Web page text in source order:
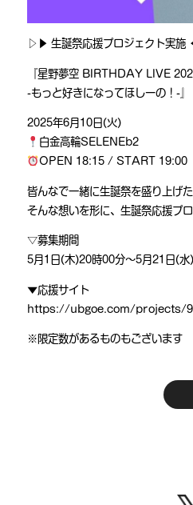
▷▶︎ 生誕祭応援プロジェクト実
『星野夢空 BIRTHDAY LIVE
-もっと好きになってほしーの！-』
2025年6月10日(火)
白金高輪SELENEb2
OPEN 18:15 / START 19:00
皆んなで一緒に生誕祭を盛り上げ
そんな想いを形に、生誕祭応援プ
▽募集期間
5月1日(木)20時00分〜5月21日(水
▼応援サイト
https://ubgoe.com/projects/
※限定数があるものもございます